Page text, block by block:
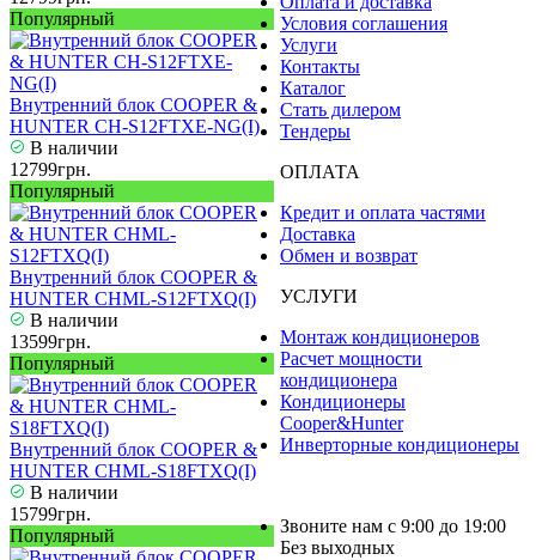
Популярный
Внутренний блок COOPER &
HUNTER CH-S12FTXE-NG(I)
В наличии
12799грн.
Популярный
Внутренний блок COOPER &
HUNTER CHML-S12FTXQ(I)
В наличии
13599грн.
Популярный
Внутренний блок COOPER &
HUNTER CHML-S18FTXQ(I)
В наличии
15799грн.
Популярный
Условия соглашения
Услуги
Контакты
Каталог
Стать дилером
Тендеры
ОПЛАТА
Кредит и оплата частями
Доставка
Обмен и возврат
УСЛУГИ
Монтаж кондиционеров
Расчет мощности
кондиционера
Кондиционеры
Cooper&Hunter
Инверторные кондиционеры
Звоните нам с 9:00 до 19:00
Без выходных